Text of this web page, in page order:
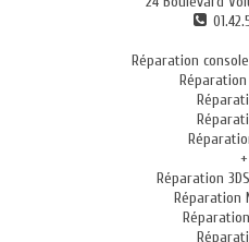
Réparation
+
Réparation 3DS
Réparation